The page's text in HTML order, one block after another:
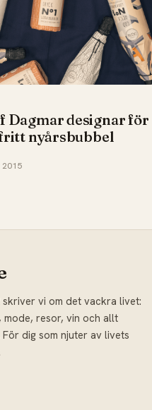
Dagmar designar för
nyårsbubbel
skriver vi om det vackra livet:
mode, resor, vin och allt
För dig som njuter av livets